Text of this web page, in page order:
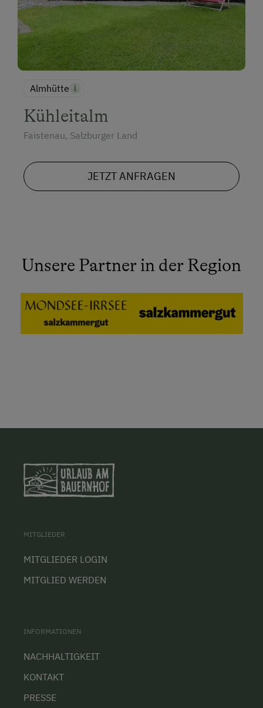
Almhütte
Kühleitalm
Faistenau, Salzburger Land
JETZT ANFRAGEN
Unsere Partner in der Region
MITGLIEDER
MITGLIEDER LOGIN
MITGLIED WERDEN
INFORMATIONEN
NACHHALTIGKEIT
KONTAKT
PRESSE